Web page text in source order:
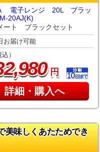
電子レンジ 20L ブラッ
20AJ(K)
ート ブラックセット
お届け可能
込）
,980円
詳細・購入へ
美味しくあたためでき